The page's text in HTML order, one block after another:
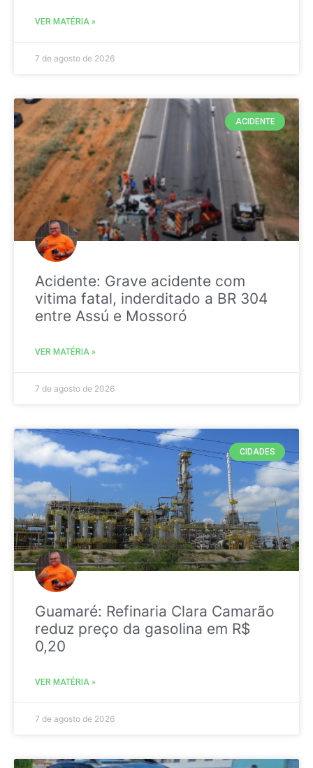
VER MATÉRIA »
7 de agosto de 2026
ACIDENTE
Acidente: Grave acidente com
vitima fatal, inderditado a BR 304
entre Assú e Mossoró
VER MATÉRIA »
7 de agosto de 2026
CIDADES
Guamaré: Refinaria Clara Camarão
reduz preço da gasolina em R$
0,20
VER MATÉRIA »
7 de agosto de 2026